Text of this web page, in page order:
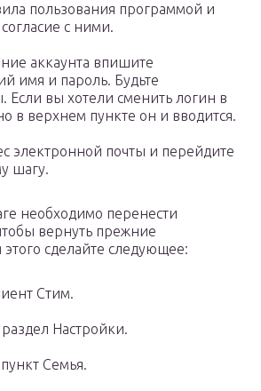
пользования программой и
с ними.
аккаунта впишите
имя и пароль. Будьте
Если вы хотели сменить логин в
в верхнем пункте он и вводится.
электронной почты и перейдите
шагу.
необходимо перенести
вернуть прежние
сделайте следующее:
Стим.
Настройки.
Семья.